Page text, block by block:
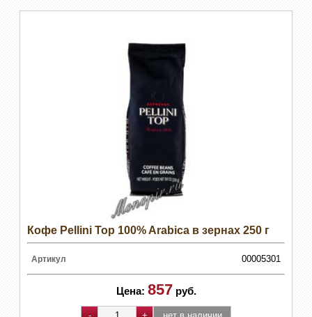
Кофе Pellini Top 100% Arabica в зернах 250 г
Артикул 00005301
Цена: 857 руб.